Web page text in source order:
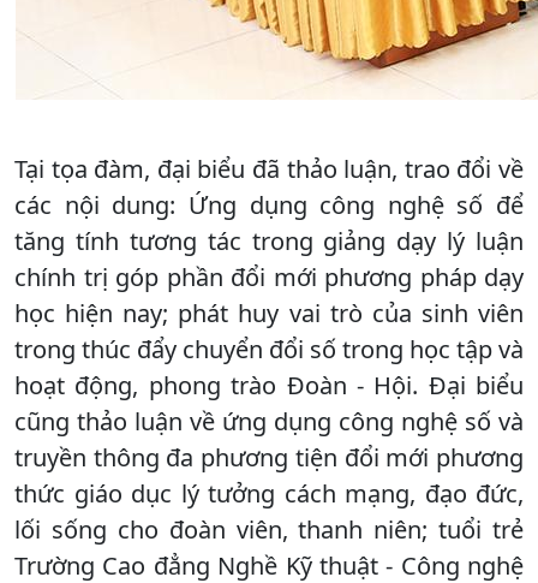
Tại tọa đàm, đại biểu đã thảo luận, trao đổi về
các nội dung: Ứng dụng công nghệ số để
tăng tính tương tác trong giảng dạy lý luận
chính trị góp phần đổi mới phương pháp dạy
học hiện nay; phát huy vai trò của sinh viên
trong thúc đẩy chuyển đổi số trong học tập và
hoạt động, phong trào Đoàn - Hội. Đại biểu
cũng thảo luận về ứng dụng công nghệ số và
truyền thông đa phương tiện đổi mới phương
thức giáo dục lý tưởng cách mạng, đạo đức,
lối sống cho đoàn viên, thanh niên; tuổi trẻ
Trường Cao đẳng Nghề Kỹ thuật - Công nghệ